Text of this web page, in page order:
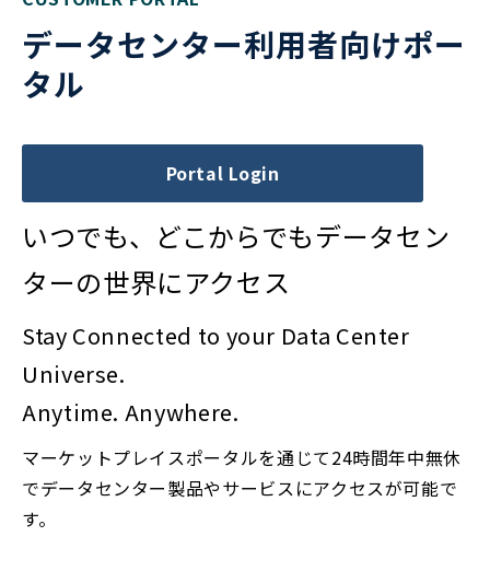
データセンター利用者向けポー
タル
Portal Login
いつでも、どこからでもデータセン
ターの世界にアクセス
Stay Connected to your Data Center
Universe.
Anytime. Anywhere.
マーケットプレイスポータルを通じて24時間年中無休
でデータセンター製品やサービスにアクセスが可能で
す。